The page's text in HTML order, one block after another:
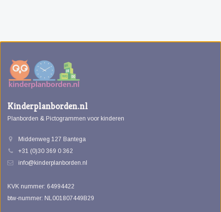
Kinderplanborden.nl
Planborden & Pictogrammen voor kinderen
Middenweg 127 Bantega
+31 (0)30 369 0 362
info@kinderplanborden.nl
KVK nummer: 64994422
btw-nummer: NL001807449B29